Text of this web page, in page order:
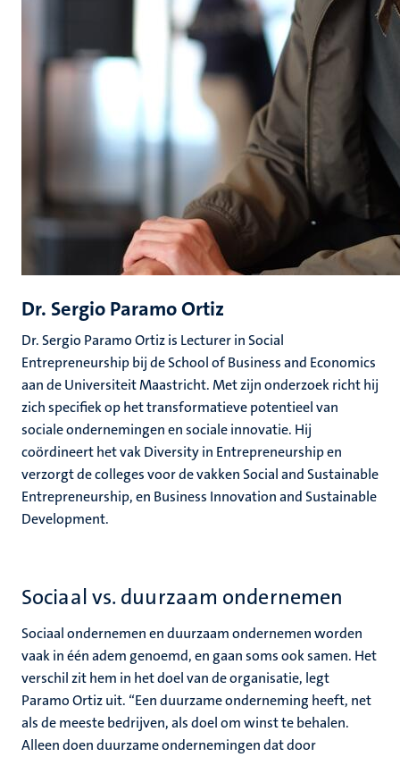
Dr. Sergio Paramo Ortiz
Dr. Sergio Paramo Ortiz is Lecturer in Social
Entrepreneurship bij de School of Business and Economics
aan de Universiteit Maastricht. Met zijn onderzoek richt hij
zich specifiek op het transformatieve potentieel van
sociale ondernemingen en sociale innovatie. Hij
coördineert het vak Diversity in Entrepreneurship en
verzorgt de colleges voor de vakken Social and Sustainable
Entrepreneurship, en Business Innovation and Sustainable
Development.
Sociaal vs. duurzaam ondernemen
Sociaal ondernemen en duurzaam ondernemen worden
vaak in één adem genoemd, en gaan soms ook samen. Het
verschil zit hem in het doel van de organisatie, legt
Paramo Ortiz uit. “Een duurzame onderneming heeft, net
als de meeste bedrijven, als doel om winst te behalen.
Alleen doen duurzame ondernemingen dat door